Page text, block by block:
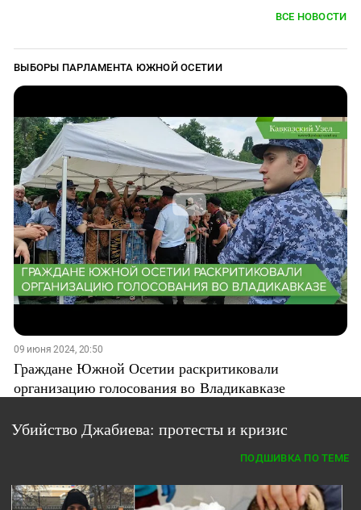
ВСЕ НОВОСТИ
ВЫБОРЫ ПАРЛАМЕНТА ЮЖНОЙ ОСЕТИИ
09 июня 2024, 20:50
Граждане Южной Осетии раскритиковали
организацию голосования во Владикавказе
Убийство Джабиева: протесты и кризис
ПОДШИВКА ПО ТЕМЕ